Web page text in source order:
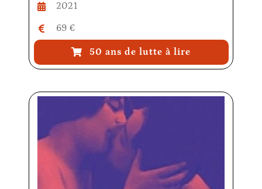
2021
69 €
50 ans de lutte à lire